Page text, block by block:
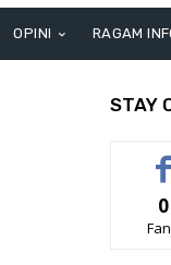
OPINI RAGAM
STAY
0